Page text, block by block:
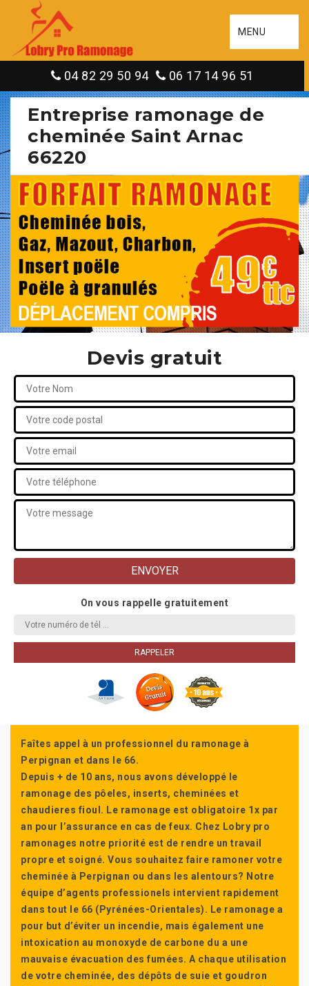
MENU
04 82 29 50 94 06 17 14 96 51
Entreprise ramonage de
cheminée Saint Arnac
66220
Devis gratuit
On vous rappelle gratuitement
Faîtes appel à un professionnel du ramonage à
Perpignan et dans le 66.
Depuis + de 10 ans, nous avons développé le
ramonage des pôeles, inserts, cheminées et
chaudieres fioul. Le ramonage est obligatoire 1x par
an pour l’assurance en cas de feux. Chez Lobry pro
ramonages notre priorité est de rendre un travail
propre et soigné. Vous souhaitez faire ramoner votre
cheminée à Perpignan ou dans les alentours? Notre
équipe d’agents professionels intervient rapidement
dans tout le 66 (Pyrénées-Orientales). Le ramonage a
pour but d’éviter un incendie, mais également une
intoxication au monoxyde de carbone du a une
mauvaise évacuation des fumées. A chaque utilisation
de votre cheminée, des dépôts de suie et goudron